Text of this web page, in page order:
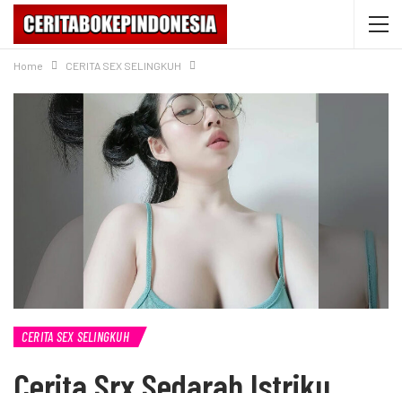
Home CERITA SEX SELINGKUH
CERITA SEX SELINGKUH